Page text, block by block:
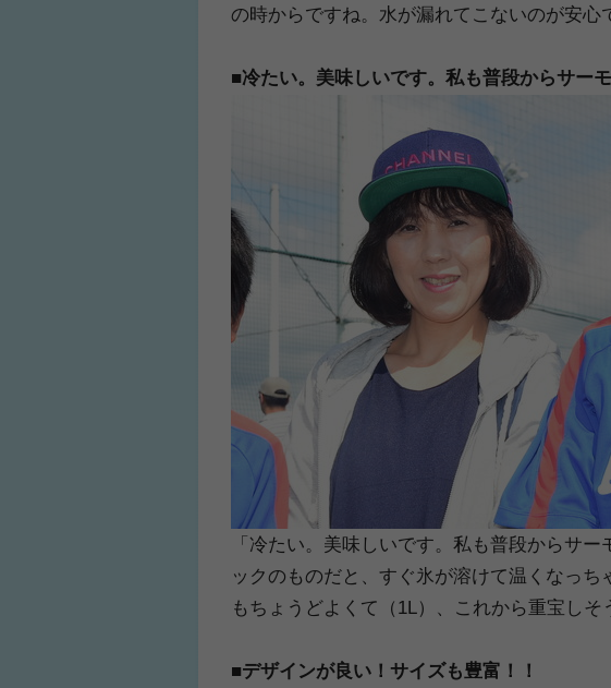
の時からですね。水が漏れてこないのが安心
■冷たい。美味しいです。私も普段からサー
「冷たい。美味しいです。私も普段からサ
ックのものだと、すぐ氷が溶けて温くなっち
もちょうどよくて（1L）、これから重宝しそ
■デザインが良い！サイズも豊富！！